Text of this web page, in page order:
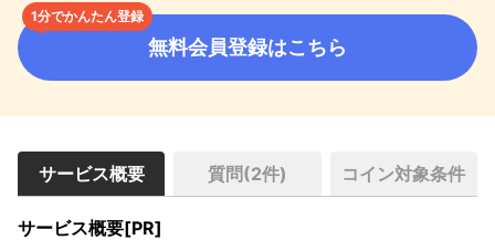
1分でかんたん登録
無料会員登録はこちら
サービス概要 質問(2件) コイン対象条件
サービス概要[PR]